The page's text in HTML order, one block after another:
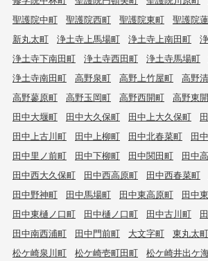
聖護院中町
聖護院西町 聖護院東町 聖護院
新丸太町
浄土寺上馬場町 浄土寺上南田町
浄土寺下南田町
浄土寺西田町 浄土寺馬場町
浄土寺南田町
高野泉町 高野上竹屋町 高野
高野蓼原町
高野玉岡町 高野西開町 高野東
田中大堰町
田中大久保町 田中上大久保町
田中上古川町
田中上柳町 田中北春菜町 田
田中里ノ前町
田中下柳町 田中関田町 田中
田中西大久保町
田中西高原町 田中西春菜町
田中野神町
田中馬場町 田中東高原町
田中
田中東樋ノ口町
田中樋ノ口町 田中古川町
田中南西浦町
田中門前町 大文字町 東丸太町
松ケ崎泉川町
松ケ崎壱町田町 松ケ崎井出ケ